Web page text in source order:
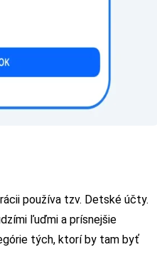
používa tzv. Detské účty.
ľuďmi a prísnejšie
tých, ktorí by tam byť